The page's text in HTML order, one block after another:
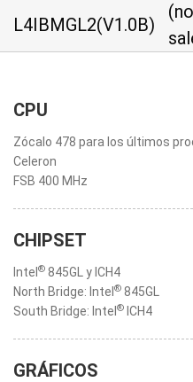
L4IBMGL2(V1.0B)
CPU
Zócalo 478 para los últimos
Celeron
FSB 400 MHz
CHIPSET
Intel ® 845GL y ICH4
North Bridge: Intel ® 845GL
South Bridge: Intel ® ICH4
GRÁFICOS